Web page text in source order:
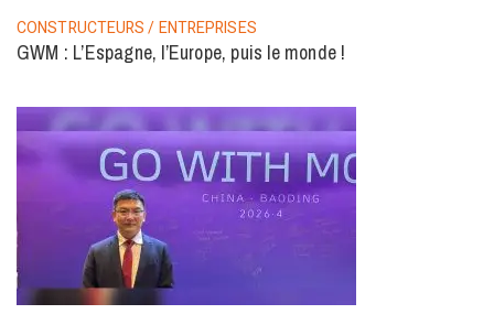
CONSTRUCTEURS / ENTREPRISES
GWM : L’Espagne, l’Europe, puis le monde !